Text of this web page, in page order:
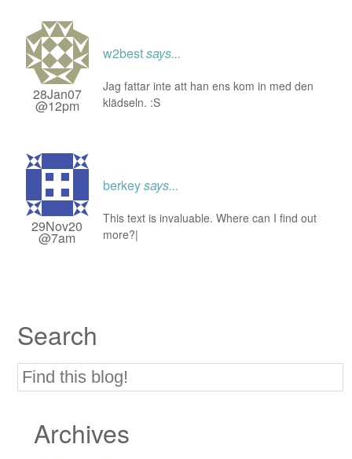
28Jan07
@12pm
w2bestsays...
Jag fattar inte att han ens kom in med den
klädseln. :S
29Nov20
@7am
berkeysays...
This text is invaluable. Where can I find out
more?|
Search
Archives